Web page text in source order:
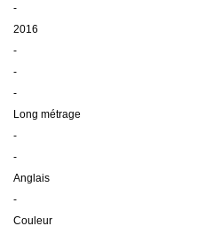
-
2016
-
-
-
Long métrage
-
-
Anglais
-
Couleur